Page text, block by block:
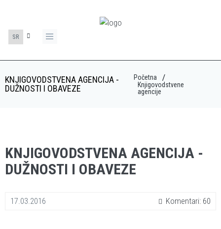
SR
KNJIGOVODSTVENA AGENCIJA -
DUŽNOSTI I OBAVEZE
Početna
Knjigovodstvene
agencije
KNJIGOVODSTVENA AGENCIJA -
DUŽNOSTI I OBAVEZE
17.03.2016 Komentari: 60